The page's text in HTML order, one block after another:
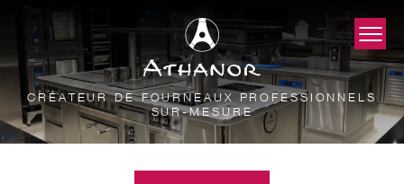
CRÉATEUR DE FOURNEAUX PROFESSIONNELS
SUR-MESURE